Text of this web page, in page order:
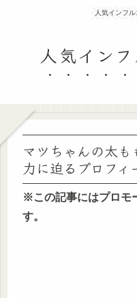
人気インフ
人気イン
マツちゃんの太
力に迫るプロフィ
※この記事にはプロモ
す。